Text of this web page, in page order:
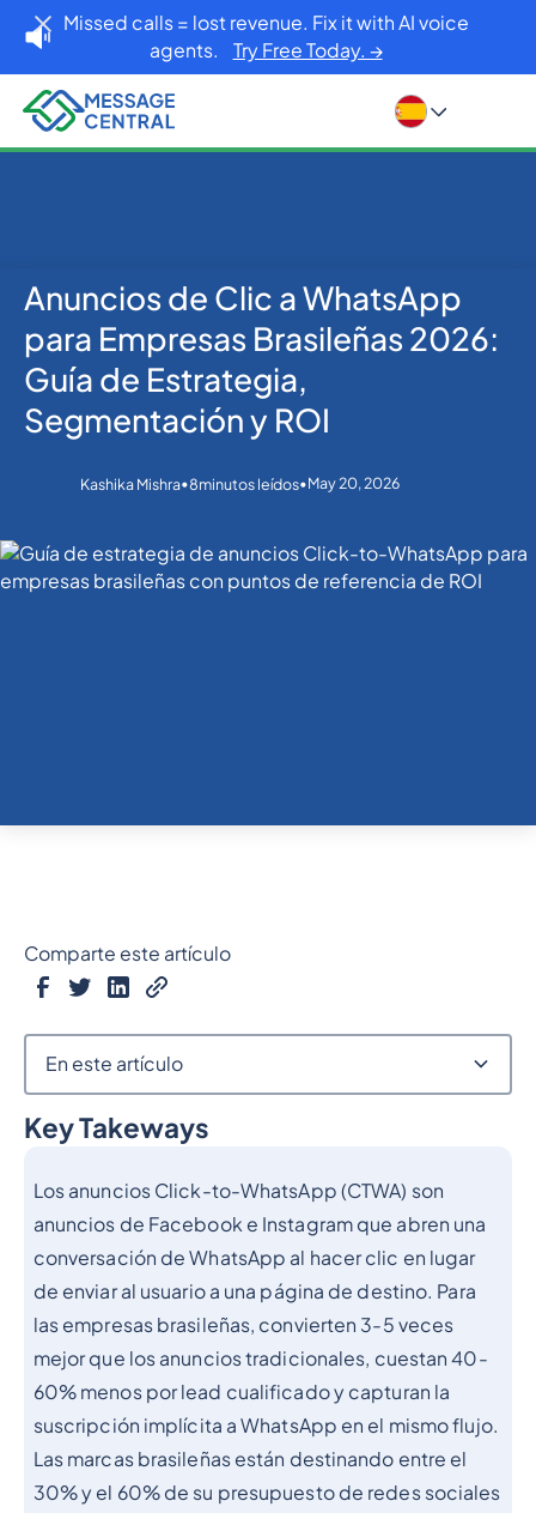
Missed calls = lost revenue. Fix it with AI voice
agents. Try Free Today. →
Inicio Blog
WhatsApp
Brasileñas 2026: Guía de Estrategia, Segmentación y
ROI
Anuncios de Clic a WhatsApp
para Empresas Brasileñas 2026:
Guía de Estrategia,
Segmentación y ROI
Kashika Mishra•8minutos leídos•May 20, 2026
Key Takeways
Los anuncios Click-to-WhatsApp (CTWA) son
anuncios de Facebook e Instagram que abren una
conversación de WhatsApp al hacer clic en lugar
de enviar al usuario a una página de destino. Para
las empresas brasileñas, convierten 3-5 veces
mejor que los anuncios tradicionales, cuestan 40-
60% menos por lead cualificado y capturan la
suscripción implícita a WhatsApp en el mismo flujo.
Las marcas brasileñas están destinando entre el
30% y el 60% de su presupuesto de redes sociales
Comparte este artículo
En este artículo
Epígrafe 2